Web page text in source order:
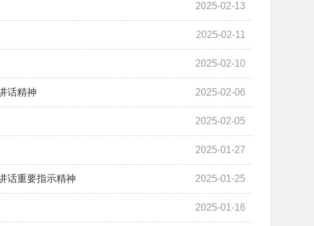
2025-02-13
2025-02-11
2025-02-10
2025-02-06
话精神
2025-02-05
2025-01-27
2025-01-25
话重要指示精神
2025-01-16